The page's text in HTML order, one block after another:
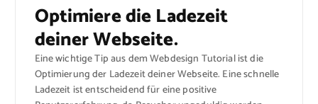
Optimiere die Ladezeit
deiner Webseite.
Eine wichtige Tip aus dem Webdesign Tutorial ist die
Optimierung der Ladezeit deiner Webseite. Eine schnelle
Ladezeit ist entscheidend für eine positive